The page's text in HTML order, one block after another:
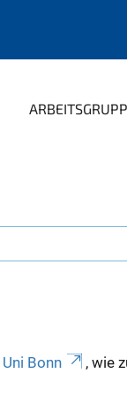
Uni Bonn , wie